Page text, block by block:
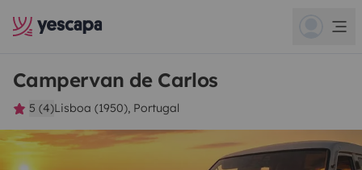
Campervan de Carlos
5 (4)Lisboa (1950), Portugal